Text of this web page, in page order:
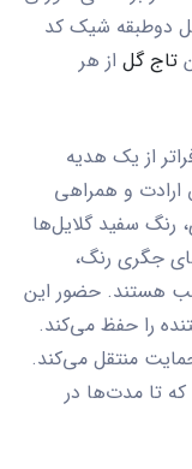
دوطبقه شیک کد
تاج گل از هر
از یک هدیه
و همراهی
رنگ سفید گلایل‌ها
جگری رنگ،
هستند. حضور این
را حفظ می‌کند.
منتقل می‌کند.
تا مدت‌ها در